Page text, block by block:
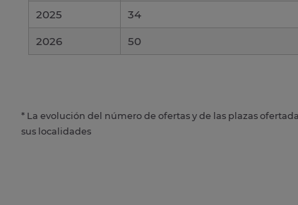
2025
34
2026
50
* La evolución del número de ofertas y de las plazas
sus localidades